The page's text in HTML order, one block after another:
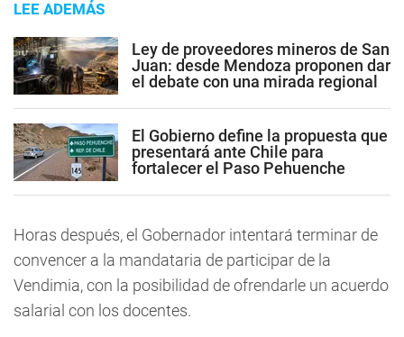
LEE ADEMÁS
Ley de proveedores mineros de San
Juan: desde Mendoza proponen dar
el debate con una mirada regional
El Gobierno define la propuesta que
presentará ante Chile para
fortalecer el Paso Pehuenche
Horas después, el Gobernador intentará terminar de
convencer a la mandataria de participar de la
Vendimia, con la posibilidad de ofrendarle un acuerdo
salarial con los docentes.